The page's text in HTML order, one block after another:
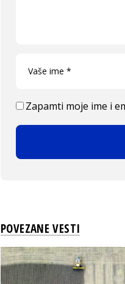
Zapamti moje ime i
POVEZANE VESTI